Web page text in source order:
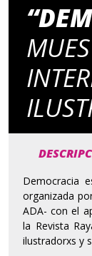
Democracia
organizada
ADA- con el
la Revista
ilustradorxs y